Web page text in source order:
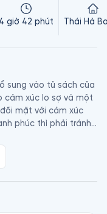
4 giờ 42 phút Thái Hà
sung vào tủ sách của
cảm xúc lo sợ và một
mặt với cảm xúc
phúc thì phải tránh
thoải mái khi phải
đó!” Chúng ta
hạnh phúc là nhận